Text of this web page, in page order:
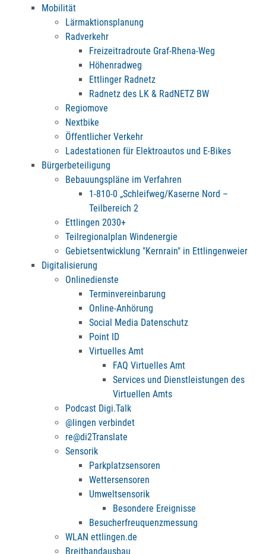
Mobilität
Lärmaktionsplanung
Radverkehr
Freizeitradroute Graf-Rhena-Weg
Höhenradweg
Ettlinger Radnetz
Radnetz des LK & RadNETZ BW
Regiomove
Nextbike
Öffentlicher Verkehr
Ladestationen für Elektroautos und E-Bikes
Bürgerbeteiligung
Bebauungspläne im Verfahren
1-810-0 „Schleifweg/Kaserne Nord –
Teilbereich 2
Ettlingen 2030+
Teilregionalplan Windenergie
Gebietsentwicklung "Kernrain" in Ettlingenweier
Digitalisierung
Onlinedienste
Terminvereinbarung
Online-Anhörung
Social Media Datenschutz
Point ID
Virtuelles Amt
FAQ Virtuelles Amt
Services und Dienstleistungen des
Virtuellen Amts
Podcast Digi.Talk
@lingen verbindet
re@di2Translate
Sensorik
Parkplatzsensoren
Wettersensoren
Umweltsensorik
Besondere Ereignisse
Besucherfreuquenzmessung
WLAN ettlingen.de
Breitbandausbau